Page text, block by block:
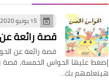
15 يونيو 2020
قصة رائعة
قصة رائعة عن
إضغط عليها الحواس الخمسة, قصة
هيتعلمهم بك…